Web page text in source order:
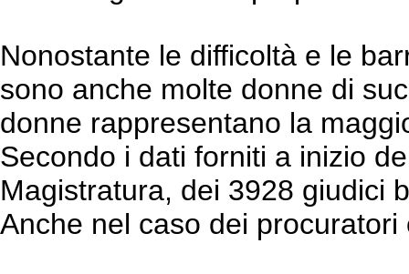
Nonostante le difficoltà e le
sono anche molte donne di
donne rappresentano la
Secondo i dati forniti a inizio
Magistratura, dei 3928 giudici
Anche nel caso dei